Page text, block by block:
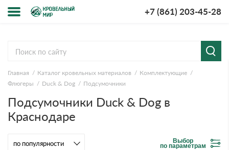
+7 (861) 203-45-28
компании
и оплата
ответы
Главная Каталог кровельных материалов
Комплектующие
Флюгеры
Duck & Dog Подсумочники
Подсумочники Duck & Dog в
Краснодаре
Выбор
по параметрам